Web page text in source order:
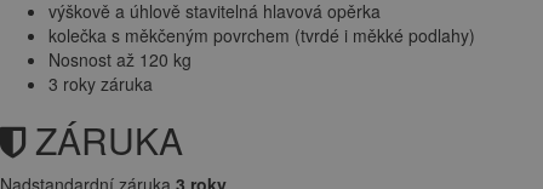
výškově a úhlově stavitelná hlavová opěrka
kolečka s měkčeným povrchem (tvrdé i měkké podlahy)
Nosnost až 120 kg
3 roky záruka
ZÁRUKA